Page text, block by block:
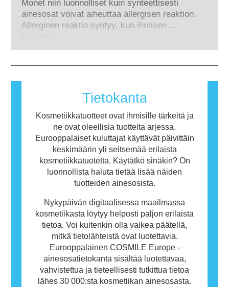
edellytetään, otetaan huomioon kaikki
mahdolliset riskit, myös mahdollisesti
hormonitoimintaa häiritsevät ominaisuudet.
tuotteiden turvallisuuden arvioinnissa voitaisiin
käyttää eläinkokeille vaihtoehtoisia
menetelmiä.
Monet niin luonnolliset kuin synteettisesti
ainesosat voivat aiheuttaa allergisen reaktion.
Allerginen reaktio syntyy, kun ihmisen
immuunijärjestelmä reagoi aineisiin, jotka ovat
sisältää ainesosia, jotka voivat olla joillekin
ihmisille allergisoivia. Tämä ei kuitenkaan
tarkoita, ettei muiden olisi turvallista käyttää
Lue lisää
Tietokanta
Kosmetiikkatuotteet ovat ihmisille tärkeitä ja
ne ovat oleellisia tuotteita arjessa.
Eurooppalaiset kuluttajat käyttävät päivittäin
keskimäärin yli seitsemää erilaista
kosmetiikkatuotetta. Käytätkö sinäkin? On
luonnollista haluta tietää lisää näiden
tuotteiden ainesosista.
Nykypäivän digitaalisessa maailmassa
kosmetiikasta löytyy helposti paljon erilaista
tietoa. Voi kuitenkin olla vaikea päätellä,
mitkä tietolähteistä ovat luotettavia.
Eurooppalainen COSMILE Europe -
ainesosatietokanta sisältää luotettavaa,
vahvistettua ja tieteellisesti tutkittua tietoa
lähes 30 000:sta kosmetiikan ainesosasta.